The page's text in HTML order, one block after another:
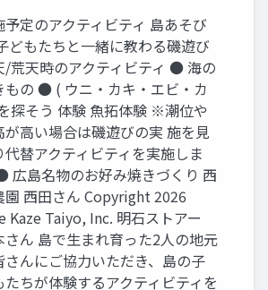
予定のアクティビティ 島あそび
もたちと⼀緒に教わる磯遊び
/荒天時のアクティビティ ● 海の
もの ● ( ウニ‧カキ‧エビ‧カ
探そう 体験 魚拓体験 ※潮位や
が高い場合は磯遊びの実 施を見
代替アクティビティを実施しま
広島名物のお好み焼きづくり ⻄
園 ⻄⽥さん Copyright 2026
Kaze Taiyo, Inc. 明⽯ストアー
さん 島で⽣まれ育った2⼈の地元
さんにご協⼒いただき、島の⼦
たちが体験するアクティビティを